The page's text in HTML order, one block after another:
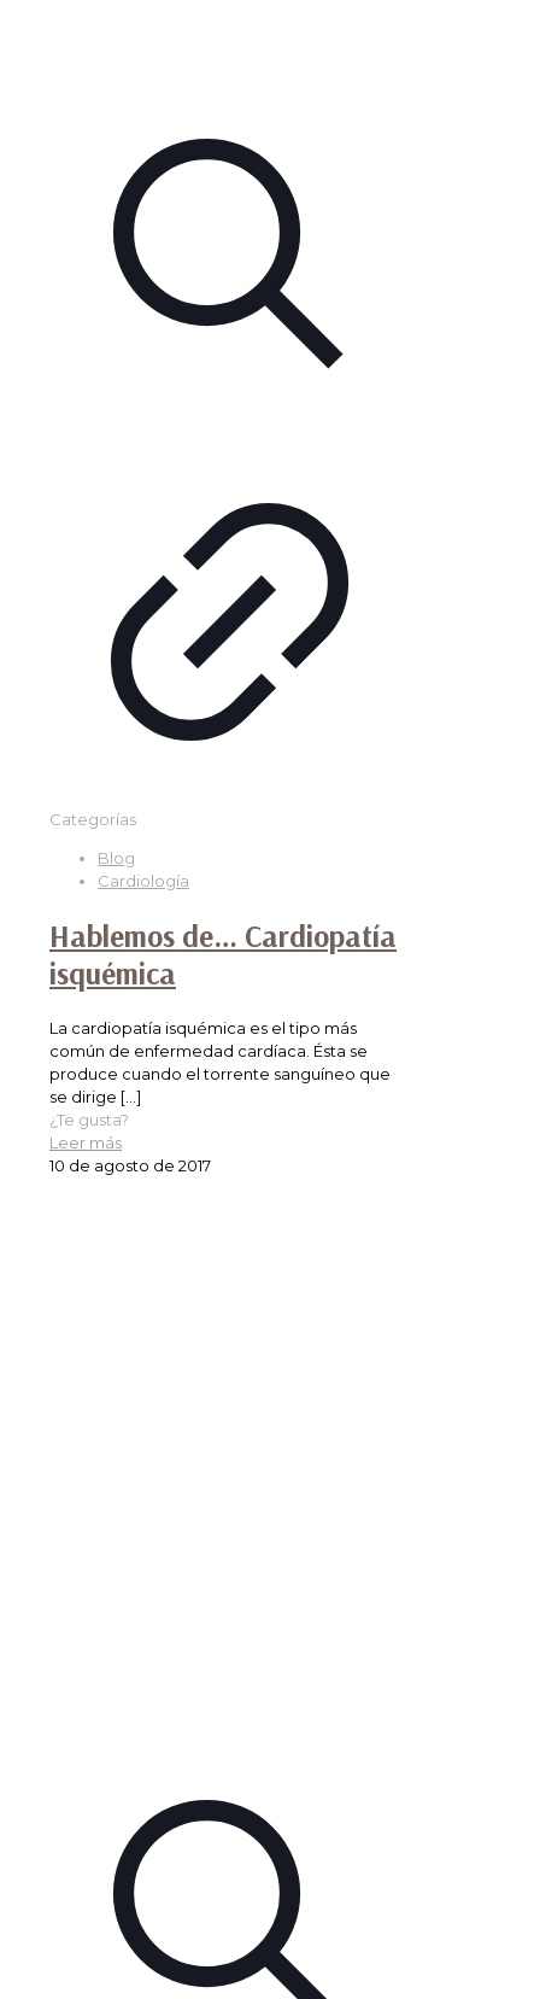
Categorías
Blog
Cardiología
Hablemos de… Cardiopatía
isquémica
La cardiopatía isquémica es el tipo más
común de enfermedad cardíaca. Ésta se
produce cuando el torrente sanguíneo que
se dirige […]
¿Te gusta?
Leer más
10 de agosto de 2017